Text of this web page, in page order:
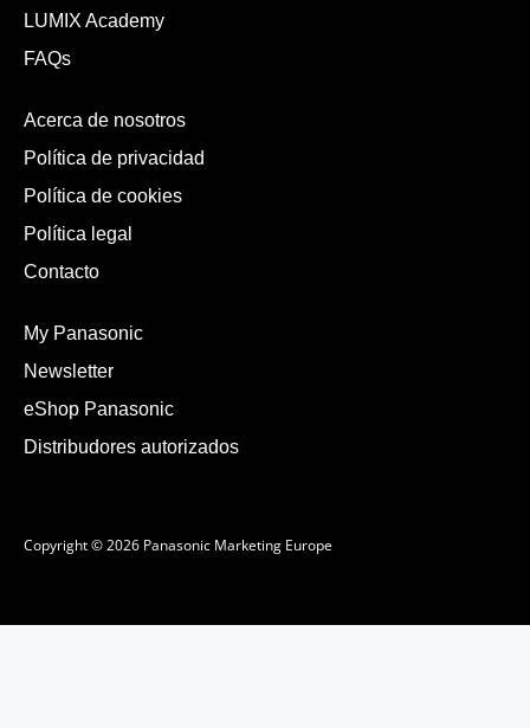
LUMIX Academy
FAQs
Acerca de nosotros
Política de privacidad
Política de cookies
Política legal
Contacto
My Panasonic
Newsletter
eShop Panasonic
Distribudores autorizados
Copyright © 2026 Panasonic Marketing Europe